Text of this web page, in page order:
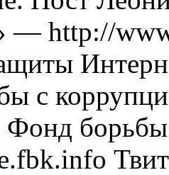
— http://
с
Фонд